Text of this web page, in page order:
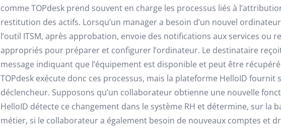
comme TOPdesk prend souvent en charge les processus liés à
restitution des actifs. Lorsqu’un manager a besoin d’un nouvel
l’outil ITSM, après approbation, envoie des notifications aux services ou
appropriés pour préparer et configurer l’ordinateur. Le destinataire
message indiquant que l’équipement est disponible et peut être
TOPdesk exécute donc ces processus, mais la plateforme HelloID fournit
déclencheur. Supposons qu’un collaborateur obtienne une nouvelle
HelloID détecte ce changement dans le système RH et détermine, sur la
métier, si le collaborateur a également besoin de nouveaux comptes et